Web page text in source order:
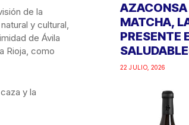
de la
y cultural,
de Ávila
Rioja, como
y la
AZACONSA
MATCHA,
PRESENTE
22 JULIO, 2026